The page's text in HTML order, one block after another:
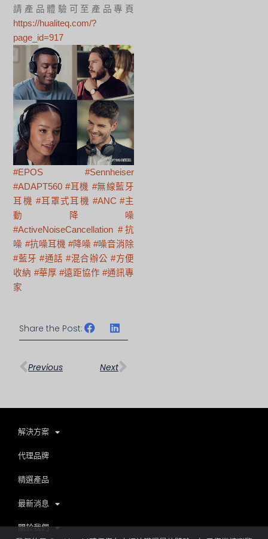
請產品體驗可至產品專頁
https://hualiteq.com/?
page_id=917
#EPOS
#Sennheiser
#ADAPT560 #耳機 #無線藍牙
耳機 #耳罩式耳機 #ANC #主
動降噪
#ActiveNoiseCancellation #抗
噪 #抗噪耳機 #降噪 #噪音消除
#藍牙 #通話 #混合辦公 #方便
收納 #華厚 #遠距協作 #通訊專
家
Share the Post:
上一頁
Previous Next
下一篇
解決方案
代理品牌
精選產品
最新消息
關於我們